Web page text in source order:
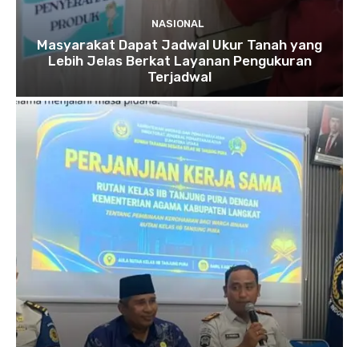
NASIONAL
Masyarakat Dapat Jadwal Ukur Tanah yang
Lebih Jelas Berkat Layanan Pengukuran
Terjadwal